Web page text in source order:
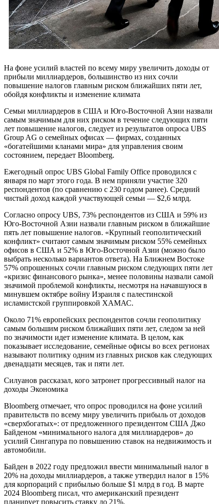
На фоне усилий властей по всему миру увеличить доходы от
прибыли миллиардеров, большинство из них сочли
повышение налогов главным риском ближайших пяти лет,
обойдя конфликты и изменение климата
Семьи миллиардеров в США и Юго-Восточной Азии назвали
самым значимым для них риском в течение следующих пяти
лет повышение налогов, следует из результатов опроса UBS
Group AG о семейных офисах — фирмах, созданных
«богатейшими кланами мира» для управления своим
состоянием, передает Bloomberg.
Ежегодный опрос UBS Global Family Office проводился с
января по март этого года. В нем приняли участие 320
респондентов (по сравнению с 230 годом ранее). Средний
чистый доход каждой участвующей семьи — $2,6 млрд.
Согласно опросу UBS, 73% респондентов из США и 59% из
Юго-Восточной Азии назвали главным риском в ближайшие
пять лет повышение налогов. «Крупный геополитический
конфликт» считают самым значимым риском 55% семейных
офисов в США и 52% в Юго-Восточной Азии (можно было
выбрать несколько вариантов ответа). На Ближнем Востоке
57% опрошенных сочли главным риском следующих пяти лет
«кризис финансового рынка», менее половины назвали самой
значимой проблемой конфликты, несмотря на начавшуюся в
минувшем октябре войну Израиля с палестинской
исламистской группировкой ХАМАС.
Около 71% европейских респондентов сочли геополитику
самым большим риском ближайших пяти лет, следом за ней
по значимости идет изменение климата. В целом, как
показывает исследование, семейные офисы во всех регионах
называют политику одним из главных рисков как следующих
двенадцати месяцев, так и пяти лет.
Силуанов рассказал, кого затронет прогрессивный налог на
доходы Экономика
Bloomberg отмечает, что опрос проводился на фоне усилий
правительств по всему миру увеличить прибыль от доходов
«сверхбогатых»: от предложенного президентом США Джо
Байденом «минимального налога для миллиардеров» до
усилий Сингапура по повышению ставок на недвижимость и
автомобили.
Байден в 2022 году предложил ввести минимальный налог в
20% на доходы миллиардеров, а также утвердил налог в 15%
для корпораций с прибылью больше $1 млрд в год. В марте
2024 Bloomberg писал, что американский президент
планирует повысить ставку до 21%.